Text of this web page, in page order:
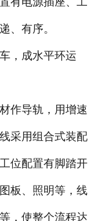
、有序。
，成水平环运
作导轨，用增速
采用组合式装配
位配置有脚踏开
板、照明等，线
，使整个流程达